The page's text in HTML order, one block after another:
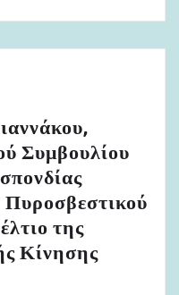
Συμβουλίου
της
Κίνησης